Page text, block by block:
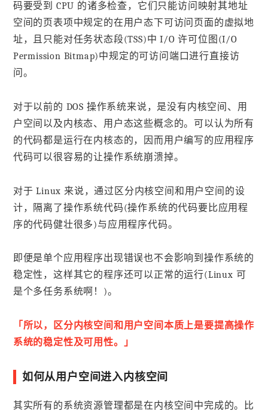
码要受到 CPU 的诸多检查，它们只能访问映射其地址
空间的页表项中规定的在用户态下可访问页面的虚拟地
址，且只能对任务状态段(TSS)中 I/O 许可位图(I/O
Permission Bitmap)中规定的可访问端口进行直接访
问。
对于以前的 DOS 操作系统来说，是没有内核空间、用
户空间以及内核态、用户态这些概念的。可以认为所有
的代码都是运行在内核态的，因而用户编写的应用程序
代码可以很容易的让操作系统崩溃掉。
对于 Linux 来说，通过区分内核空间和用户空间的设
计，隔离了操作系统代码(操作系统的代码要比应用程
序的代码健壮很多)与应用程序代码。
即便是单个应用程序出现错误也不会影响到操作系统的
稳定性，这样其它的程序还可以正常的运行(Linux 可
是个多任务系统啊！)。
「所以，区分内核空间和用户空间本质上是要提高操作
系统的稳定性及可用性。」
如何从用户空间进入内核空间
其实所有的系统资源管理都是在内核空间中完成的。比